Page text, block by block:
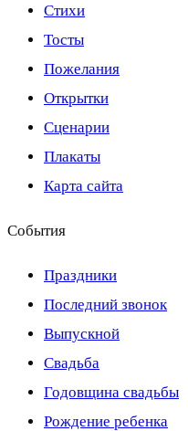
Стихи
Тосты
Пожелания
Открытки
Сценарии
Плакаты
Карта сайта
События
Праздники
Последний звонок
Выпускной
Свадьба
Годовщина свадьбы
Рождение ребенка